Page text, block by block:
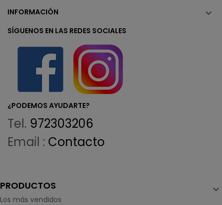
INFORMACIÓN 
SÍGUENOS EN LAS REDES SOCIALES
¿PODEMOS AYUDARTE?
Tel. 972303206
Email : Contacto
PRODUCTOS 
Los más vendidos